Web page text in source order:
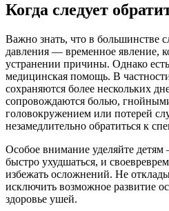
Когда следует
Важно знать, что в большинстве
давления — временное явление,
устранении причины. Однако
медицинская помощь. В
сохраняются более нескольких
сопровождаются болью,
головокружением или потерей
незамедлительно обратиться к
Особое внимание уделяйте
быстро ухудшаться, и
избежать осложнений. Не
исключить возможное развитие
здоровье ушей.